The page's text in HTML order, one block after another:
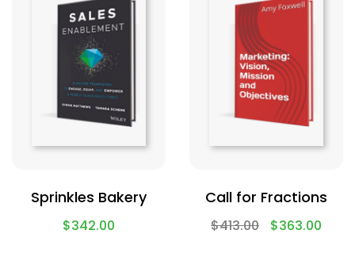
Sprinkles Bakery
$342.00
Call for Fractions
$413.00 $363.00